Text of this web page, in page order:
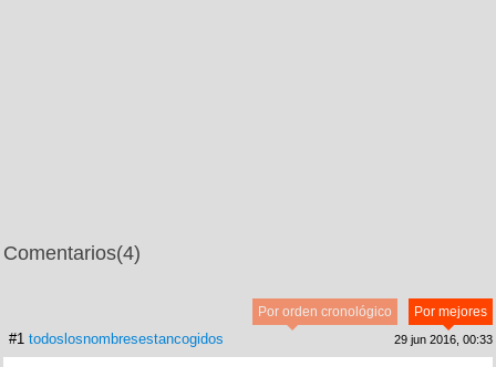
Comentarios(4)
Por mejores
Por orden cronológico
#1 todoslosnombresestancogidos 29 jun 2016, 00:33